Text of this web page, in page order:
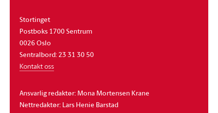
Stortinget
Postboks 1700 Sentrum
0026 Oslo
Sentralbord: 23 31 30 50
Kontakt oss
Ansvarlig redaktør: Mona Mortensen Krane
Nettredaktør: Lars Henie Barstad